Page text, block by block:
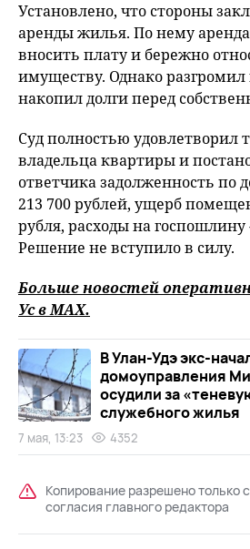
Установлено, что стороны
аренды жилья. По нему
вносить плату и бережно
имуществу. Однако
накопил долги перед
Суд полностью удовлетворил
владельца квартиры и
ответчика задолженность по
213 700 рублей, ущерб
рубля, расходы на госпошлину
Решение не вступило в силу.
Больше новостей
Ус вMAХ.
В Улан-Удэ экс-
домоуправления
осудили за
служебного жилья
7 мая, 13:23 4352
Копирование разрешено только
согласия главного редактора